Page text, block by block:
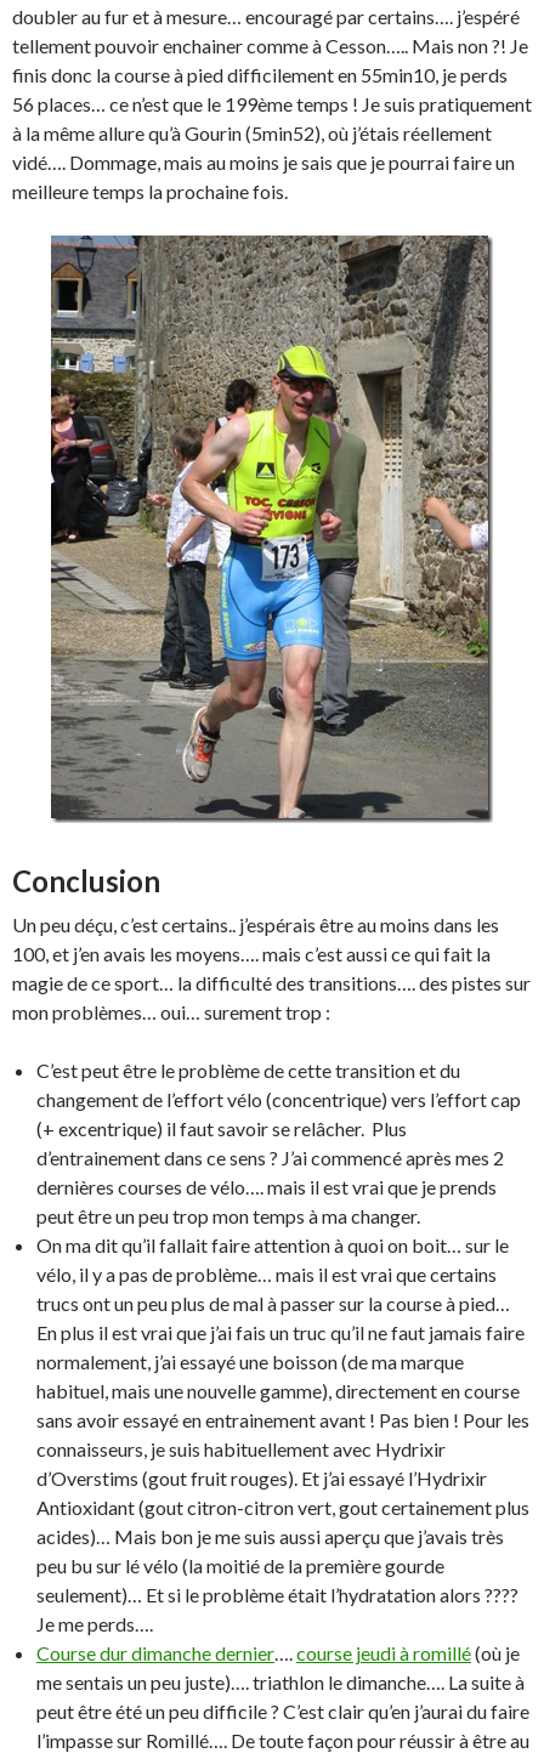
doubler au fur et à mesure… encouragé par certains…. j’espéré
tellement pouvoir enchainer comme à Cesson….. Mais non ?! Je
finis donc la course à pied difficilement en 55min10, je perds
56 places… ce n’est que le 199ème temps ! Je suis pratiquement
à la même allure qu’à Gourin (5min52), où j’étais réellement
vidé…. Dommage, mais au moins je sais que je pourrai faire un
meilleure temps la prochaine fois.
Conclusion
Un peu déçu, c’est certains.. j’espérais être au moins dans les
100, et j’en avais les moyens…. mais c’est aussi ce qui fait la
magie de ce sport… la difficulté des transitions…. des pistes sur
mon problèmes… oui… surement trop :
C’est peut être le problème de cette transition et du
changement de l’effort vélo (concentrique) vers l’effort cap
(+ excentrique) il faut savoir se relâcher. Plus
d’entrainement dans ce sens ? J’ai commencé après mes 2
dernières courses de vélo…. mais il est vrai que je prends
peut être un peu trop mon temps à ma changer.
On ma dit qu’il fallait faire attention à quoi on boit… sur le
vélo, il y a pas de problème… mais il est vrai que certains
trucs ont un peu plus de mal à passer sur la course à pied…
En plus il est vrai que j’ai fais un truc qu’il ne faut jamais faire
normalement, j’ai essayé une boisson (de ma marque
habituel, mais une nouvelle gamme), directement en course
sans avoir essayé en entrainement avant ! Pas bien ! Pour les
connaisseurs, je suis habituellement avec Hydrixir
d’Overstims (gout fruit rouges). Et j’ai essayé l’Hydrixir
Antioxidant (gout citron-citron vert, gout certainement plus
acides)… Mais bon je me suis aussi aperçu que j’avais très
peu bu sur lé vélo (la moitié de la première gourde
seulement)… Et si le problème était l’hydratation alors ????
Je me perds….
Course dur dimanche dernier
course jeudi à romillé(où je
me sentais un peu juste)…. triathlon le dimanche…. La suite à
peut être été un peu difficile ? C’est clair qu’en j’aurai du faire
l’impasse sur Romillé…. De toute façon pour réussir à être au